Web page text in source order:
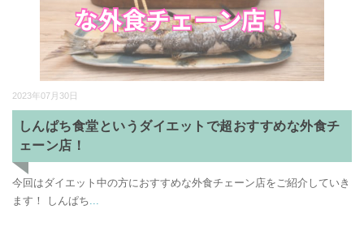
2023年07月30日
しんぱち食堂というダイエットで超おすすめな外食チ
ェーン店！
今回はダイエット中の方におすすめな外食チェーン店をご紹介していき
ます！ しんぱち...